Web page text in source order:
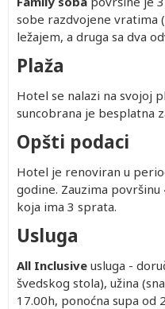
sobe razdvojene vratima
ležajem, a druga sa dva
Plaža
Hotel se nalazi na svojoj
suncobrana je besplatna
Opšti podaci
Hotel je renoviran u
godine. Zauzima
koja ima 3 sprata.
Usluga
All Inclusive usluga -
švedskog stola), užina
17.00h, ponoćna supa od